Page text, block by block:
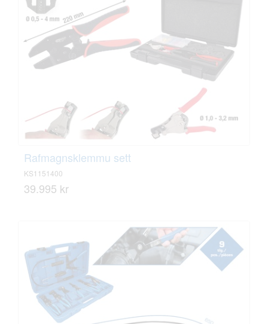
Rafmagnsklemmu sett
KS1151400
39.995 kr